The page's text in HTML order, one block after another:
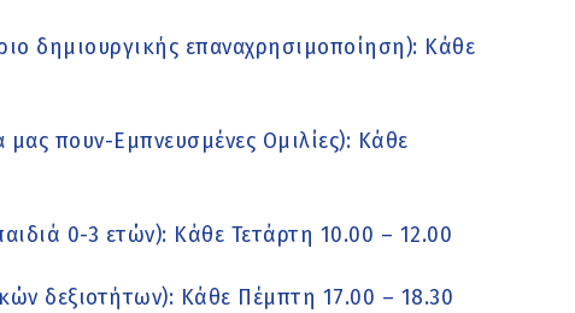
δημιουργικής επαναχρησιμοποίηση): Κάθε
πουν-Εμπνευσμένες Ομιλίες): Κάθε
0-3 ετών): Κάθε Τετάρτη 10.00 – 12.00
δεξιοτήτων): Κάθε Πέμπτη 17.00 – 18.30